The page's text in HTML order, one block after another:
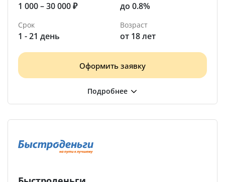
1 000 – 30 000 ₽ до 0.8%
Срок
1 - 21 день
Возраст
от 18 лет
Оформить заявку